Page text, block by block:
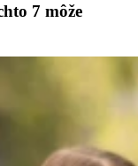
7 môže